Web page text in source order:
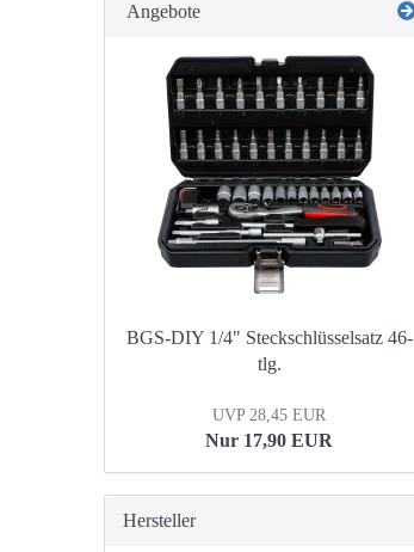
Angebote
BGS-DIY 1/4" Steckschlüsselsatz 46-
tlg.
UVP 28,45 EUR
Nur 17,90 EUR
Hersteller